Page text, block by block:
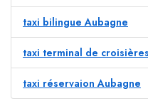
taxi bilingue Aubagne
taxi terminal de
taxi réservaion Aubagne